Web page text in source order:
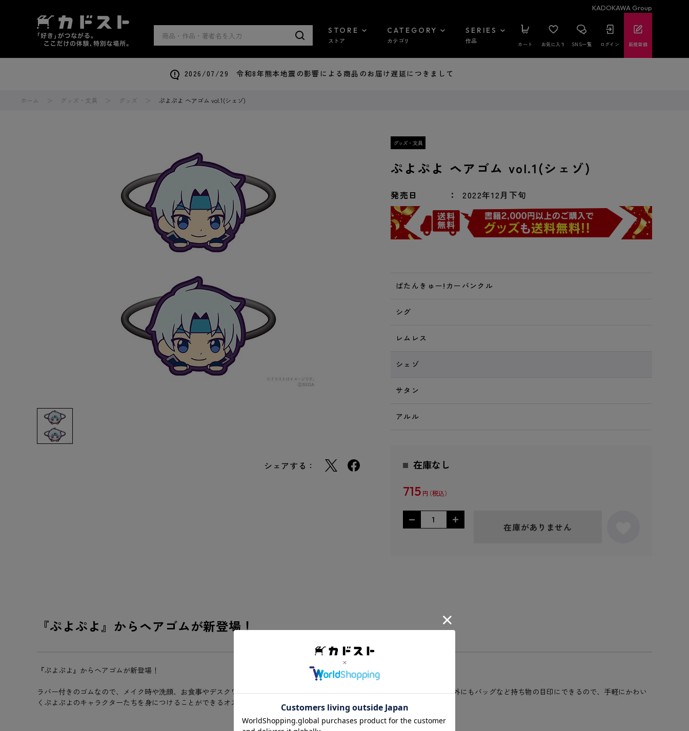
KADOKAWA Group
STORE
ストア
CATEGORY
カテゴリ
SERIES
作品 カート お気に入り SNS一覧 ログイン 新規登録
2026/07/29 令和8年熊本地震の影響による商品のお届け遅延につきまして
ホーム グッズ・文具 グッズ ぷよぷよ ヘアゴム vol.1(シェゾ)
シェアする：
ぷよぷよ ヘアゴム vol.1(シェゾ)
発売日 2022年12月下旬
ばたんきゅー!カーバンクル
シグ
レムレス
シェゾ
サタン
アルル
在庫なし
715 円
在庫がありません
『ぷよぷよ』からヘアゴムが新登場！
『ぷよぷよ』からヘアゴムが新登場！
ラバー付きのゴムなので、メイク時や洗顔、お食事やデスクワーク時にさっと髪をまとめることができるお役立ちアイテム。髪以外にもバッグなど持ち物の目印にできるので、手軽にかわい
くぷよぷよのキャラクターたちを身につけることができるオススメ商品です！